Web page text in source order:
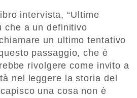
intervista, “Ultime
che a un definitivo
un ultimo tentativo
passaggio, che è
rivolgere come invito a
nel leggere la storia del
una cosa non è